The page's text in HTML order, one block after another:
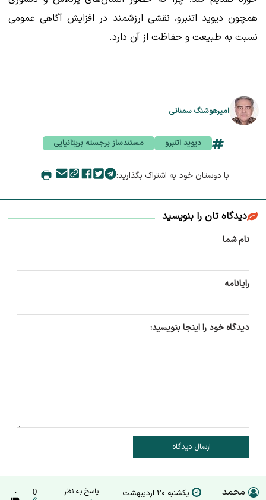
همچون دیوید اتنبرو، نقشی ارزشمند در افزایش آگاهی عمومی
نسبت به طبیعت و حفاظت از آن دارد.
امیرهوشنگ سمنانی
دیوید اتنبرو مستندساز برجسته بریتانیایی
با دوستان خود به اشتراک بگذارید:
دیدگاه تان را بنویسید
نام شما
رایانامه
دیدگاه خود را اینجا بنویسید:
ارسال دیدگاه
محمد
یکشنبه ۲۰ اردیبهشت
پاسخ به نظر 0 ۰